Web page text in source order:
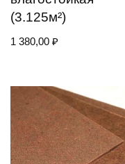
(3.125м²)
1 380,00 ₽